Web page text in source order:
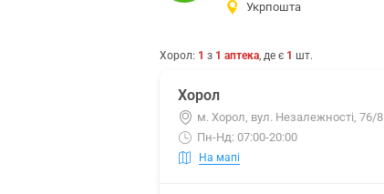
Укрпошта
Хорол: 1 з 1 аптека, де є 1 шт.
Хорол
м. Хорол, вул. Незалежності, 76/8
Пн-Нд: 07:00-20:00
На мапі